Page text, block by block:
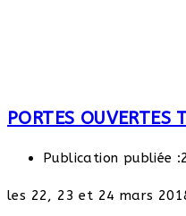
PORTES OUVERTES
Publication publiée :
les 22, 23 et 24 mars